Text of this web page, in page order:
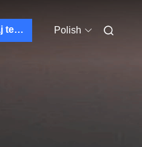
Rozmawiaj teraz Polish